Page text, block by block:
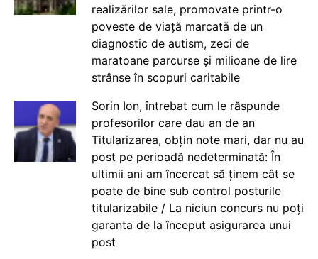
realizărilor sale, promovate printr-o
poveste de viață marcată de un
diagnostic de autism, zeci de
maratoane parcurse și milioane de lire
strânse în scopuri caritabile
Sorin Ion, întrebat cum le răspunde
profesorilor care dau an de an
Titularizarea, obțin note mari, dar nu au
post pe perioadă nedeterminată: În
ultimii ani am încercat să ținem cât se
poate de bine sub control posturile
titularizabile / La niciun concurs nu poți
garanta de la început asigurarea unui
post